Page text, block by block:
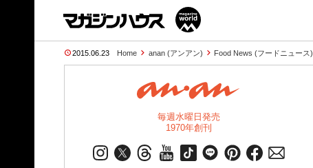
2015.06.23 Home anan (アンアン) Food News (フードニュース)
毎週水曜日発売
1970年創刊